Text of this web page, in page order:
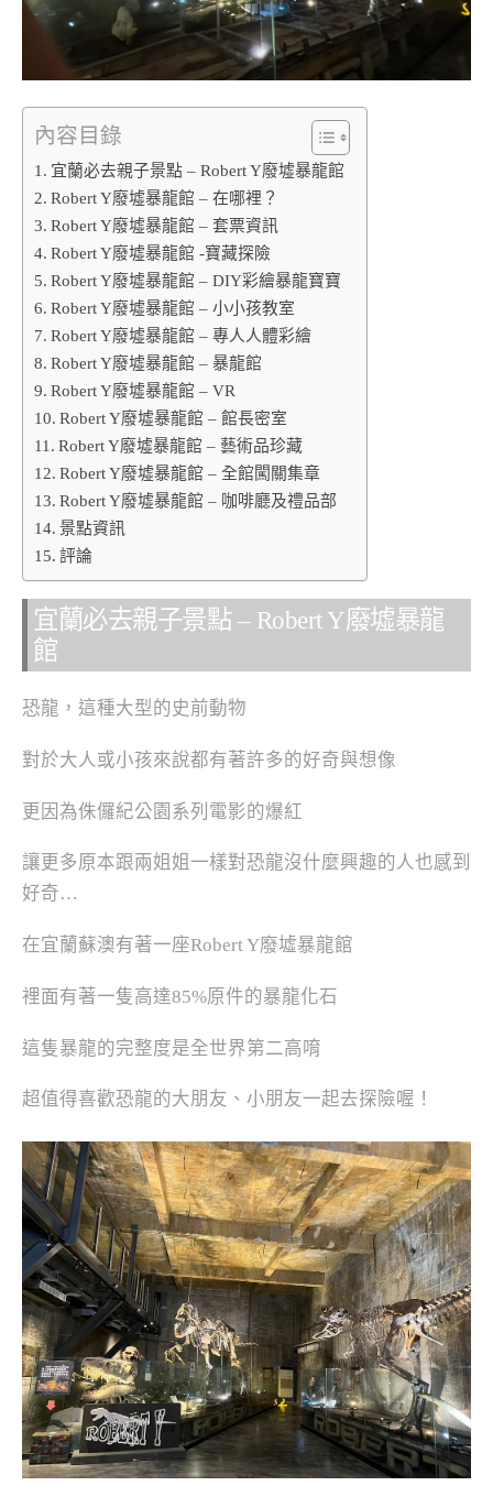
內容目錄
宜蘭必去親子景點 – Robert Y廢墟暴龍館
Robert Y廢墟暴龍館 – 在哪裡？
Robert Y廢墟暴龍館 – 套票資訊
Robert Y廢墟暴龍館 -寶藏探險
Robert Y廢墟暴龍館 – DIY彩繪暴龍寶寶
Robert Y廢墟暴龍館 – 小小孩教室
Robert Y廢墟暴龍館 – 專人人體彩繪
Robert Y廢墟暴龍館 – 暴龍館
Robert Y廢墟暴龍館 – VR
Robert Y廢墟暴龍館 – 館長密室
Robert Y廢墟暴龍館 – 藝術品珍藏
Robert Y廢墟暴龍館 – 全館闖關集章
Robert Y廢墟暴龍館 – 咖啡廳及禮品部
景點資訊
評論
宜蘭必去親子景點 – Robert Y廢墟暴龍
館
恐龍，這種大型的史前動物
對於大人或小孩來說都有著許多的好奇與想像
更因為侏儸紀公園系列電影的爆紅
讓更多原本跟兩姐姐一樣對恐龍沒什麼興趣的人也感到
好奇…
在宜蘭蘇澳有著一座Robert Y廢墟暴龍館
裡面有著一隻高達85%原件的暴龍化石
這隻暴龍的完整度是全世界第二高唷
超值得喜歡恐龍的大朋友、小朋友一起去探險喔！